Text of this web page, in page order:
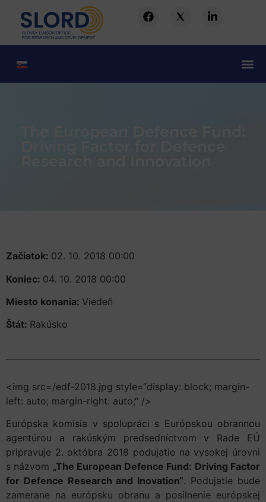
Začiatok: 02. 10. 2018 00:00
Koniec: 04. 10. 2018 00:00
Miesto konania: Viedeň
Štát: Rakúsko
<img src=/edf-2018.jpg style=“display: block; margin-
left: auto; margin-right: auto;“ />
Európska komisia v spolupráci s Európskou obrannou
agentúrou a rakúským predsedníctvom v Rade EÚ
pripravuje 2. októbra 2018 podujatie na vysokej úrovni
s názvom „The European Defence Fund: Driving Factor
for Defence Research and Inovation“. Podujatie bude
zamerane na európsku obranu a posilnenie európskej